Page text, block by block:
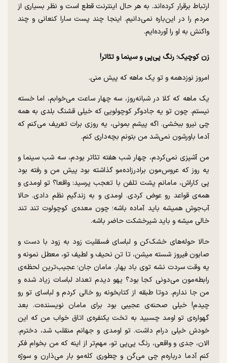
ارتباط برقرار کرده‌اند. به هر حال اینترنت قطع است و نظر بسیاری از
مردم را در این‌باره نمی‌دانیم. اینجا چند پست سارا کنعانی و چند
واکنش به او را آورده‌ایم.
زن کوچیک؛ رنگ پی‌پی و سینما و تئاتر!
امروز نوزدهمه و تو یک ماهه که پیش منی.
یک ماهه که کلا در شبانه‌روز، سه چهار ساعت می‌خوابم، اما خسته
نیستم. چون تو یه جادوگر کوچولویی که خیلی قشنگ بلدی به همه
چی نیرو ببخشی. اگه پیشم بمونی، یه روزی برات تعریف می‌کنم که
آدما باورشون نمی‌شد من بتونم بچه‌داری کنم.
من آشپزی نمی‌کردم، چهار شب هفته تئاتر بودم، سه شب سینما و
یه روز که عروس‌مون برادرزاده‌مو گذاشته بود پیش من و رفته بود
پی کاراش، مامانم پشت تلفن با تعجب پرسید: واقعا؟ تو اومدی و
همه‌ی قواعد رو عوض کردی. اومدی و به زندگیم نظم دادی. حالا
آب‌جوش همیشه باید آماده باشه؛ چون معده‌ی کوچولوت تند تند
خالی میشه و باید شیرخشکت حاضر باشه.
حالا حوله‌های خشک‌کن و لباسای فسقلیت زود به زود با دست و
صابون فیروز شسته میشن، تا تن نحیف و لطیف تو، معطل نمونه و
یه وقت سردت نشه توی باد بهار. مامان جان؛ عجیب‌ترین لحظه‌ی
رابطه‌مون می‌دونی کجا بود؟ یهو دیدم تعداد لباسات زیاد شده و
من جا ندارم. دوتا طبقه از کتابخونه رو خالی کردم و لباسای تو رو
چیدم! خیلی صحنه‌ی عجیبی بود برای مامان نویسنده‌ت. بعد
گهواره‌ی تو اومد چسبید به تخت یکنفره‌ی اتاق خواب من که این
خودش خیلی درام داشت. تو اومدی و جهانم منقلب شد، دخترم.
الان، جدی و واقعی، رنگ پی‌پی تو، مهم‌تر از اینه که من بخوام فکر
کنم آدما درباره‌م چی می‌گن و چطوری کله‌مو بار می‌ذارن و سوژه